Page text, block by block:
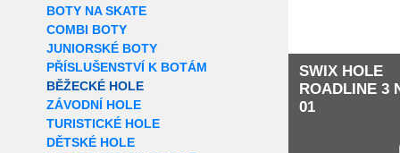
BOTY NA SKATE
COMBI BOTY
JUNIORSKÉ BOTY
PŘÍSLUŠENSTVÍ K BOTÁM
BĚŽECKÉ HOLE
ZÁVODNÍ HOLE
TURISTICKÉ HOLE
DĚTSKÉ HOLE
SWIX HOLE
ROADLINE 3
01